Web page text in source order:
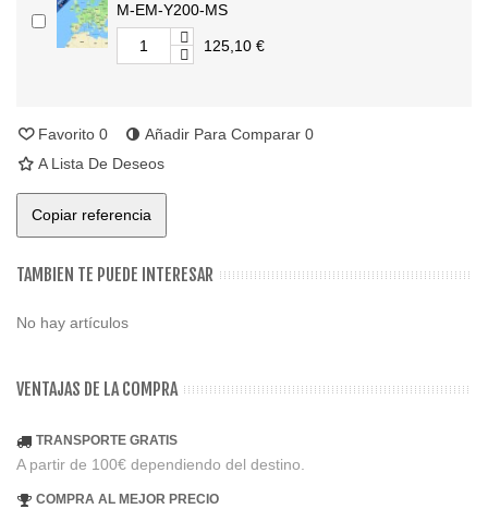
M-EM-Y200-MS
125,10 €
Favorito 0 Añadir Para Comparar 0
A Lista De Deseos
Copiar referencia
TAMBIEN TE PUEDE INTERESAR
No hay artículos
VENTAJAS DE LA COMPRA
TRANSPORTE GRATIS
A partir de 100€ dependiendo del destino.
COMPRA AL MEJOR PRECIO